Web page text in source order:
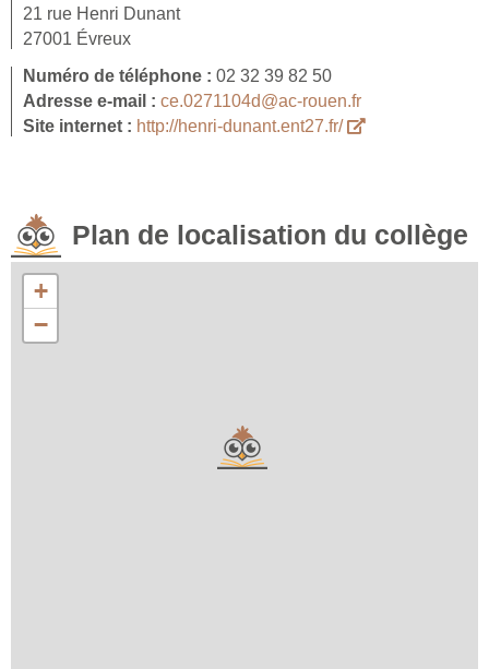
21 rue Henri Dunant
27001 Évreux
Numéro de téléphone : 02 32 39 82 50
Adresse e-mail : ce.0271104d@ac-rouen.fr
Site internet : http://henri-dunant.ent27.fr/
Plan de localisation du collège
+
−